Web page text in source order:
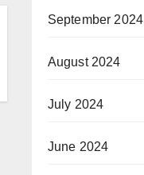
September 2024
August 2024
July 2024
June 2024